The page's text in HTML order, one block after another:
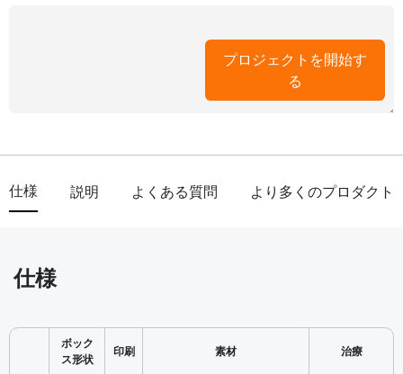
プロジェクトを開始す
る
仕様 説明 よくある質問 より多くのプロダクト
仕様
ボック
ス形状
印刷 素材 治療